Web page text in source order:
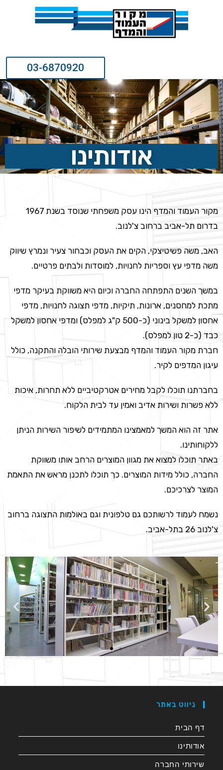
03-6870920
אודותינו
מקור העמוד והמדף הינו עסק משפחתי שנוסד בשנת 1967
בדרום תל-אביב ברחוב צ'לנוב.
האב, משה פשיטיצקי, הקים את העסק וכבחור צעיר ונמרץ שיווק
משה מדפי עץ וספריות לחנויות, למוסדות ולבתים פרטיים.
במשך השנים התפתחה החברה וכיום היא משווקת בעיקר מדפי
מתכת למחסנים, ארונות, תיקיות, מדפי תצוגה לחנויות, מדפי
אחסון למשקל בינוני (כ-500 ק"ג למפלס) ומדפי אחסון למשקל
כבד (כ-2 טון למפלס).
חברת מקור העמוד והמדף מבצעת שירותי הובלה והתקנה, כולל
עיגון המדפים לקיר.
בחברתנו תוכלו לקבל מחירים אטרקטיביים ללא תחרות, איכות
ללא פשרות ושירות אדיב ואמין עד לבית הלקוח.
אתר זה הוא המשך למאמצינו המתמידים לשיפור השירות הניתן
ללקוחותינו.
באתר תוכלו למצוא את מגוון המוצרים הרחב אותו משווקת
החברה, כולל מידות המוצרים. כך תוכלו לתכנן מראש את התאמת
המוצר לצרכיכם.
נשמח לעמוד לרשותכם גם טלפונית וגם באולמות התצוגה ברחוב
צ'לנוב 26 בתל-אביב.
ניווט באתר
דף הבית
אודותינו
שירותי החברה